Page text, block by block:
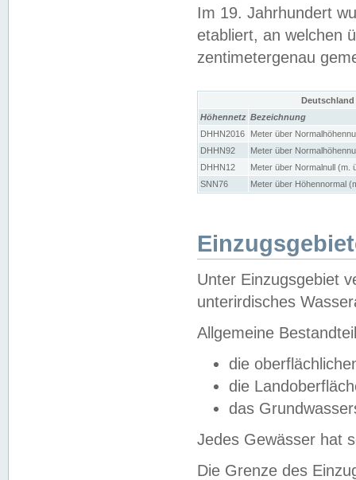
Im 19. Jahrhundert
etabliert, an welchen
zentimetergenau
Höhennetz Bezeichnung
DHHN2016
Meter über
DHHN92
Meter über
DHHN12
Meter über Normalnull (m.
SNN76
Meter über Höhennormal
Unter Einzugsgebiet
unterirdisches
Allgemeine
die
die
das
Jedes Gewässer hat
Die Grenze des